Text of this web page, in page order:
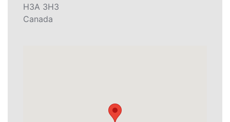
H3A 3H3
Canada